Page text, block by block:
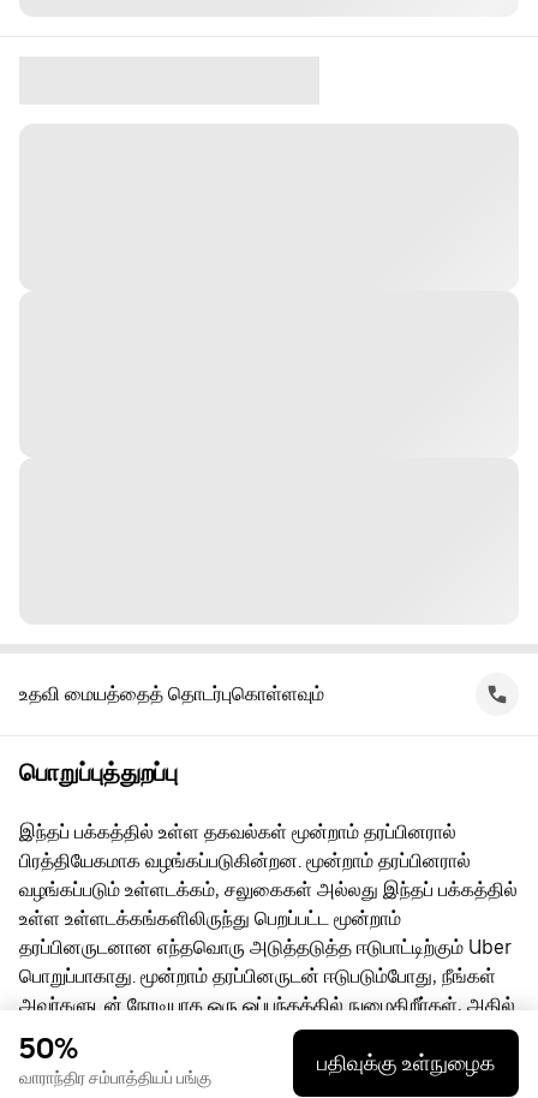
உதவி மையத்தைத் தொடர்புகொள்ளவும்
பொறுப்புத்துறப்பு
இந்தப் பக்கத்தில் உள்ள தகவல்கள் மூன்றாம் தரப்பினரால்
பிரத்தியேகமாக வழங்கப்படுகின்றன. மூன்றாம் தரப்பினரால்
வழங்கப்படும் உள்ளடக்கம், சலுகைகள் அல்லது இந்தப் பக்கத்தில்
உள்ள உள்ளடக்கங்களிலிருந்து பெறப்பட்ட மூன்றாம்
தரப்பினருடனான எந்தவொரு அடுத்தடுத்த ஈடுபாட்டிற்கும் Uber
பொறுப்பாகாது. மூன்றாம் தரப்பினருடன் ஈடுபடும்போது, நீங்கள்
அவர்களுடன் நேரடியாக ஒரு ஒப்பந்தத்தில் நுழைகிறீர்கள், அதில்
Uber ஒரு தரப்பு அல்ல. கேள்விகளுக்கு, மூன்றாம் தரப்பினரை
நேரடியாகத் தொடர்பு கொள்ளுங்கள்.
50%
வாராந்திர சம்பாத்தியப் பங்கு
பதிவுக்கு உள்நுழைக